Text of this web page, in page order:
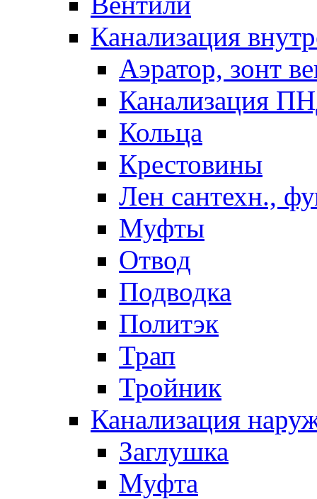
Канализация
Аэратор, зонт
Канализация
Кольца
Крестовины
Лен сантехн.,
Муфты
Отвод
Подводка
Политэк
Трап
Тройник
Канализация
Заглушка
Муфта